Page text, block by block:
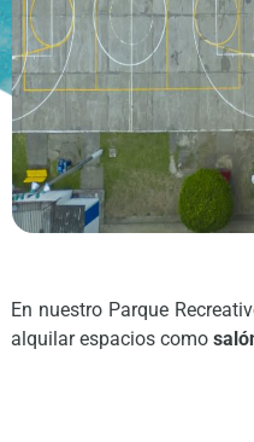
En nuestro Parque
alquilar espacios como